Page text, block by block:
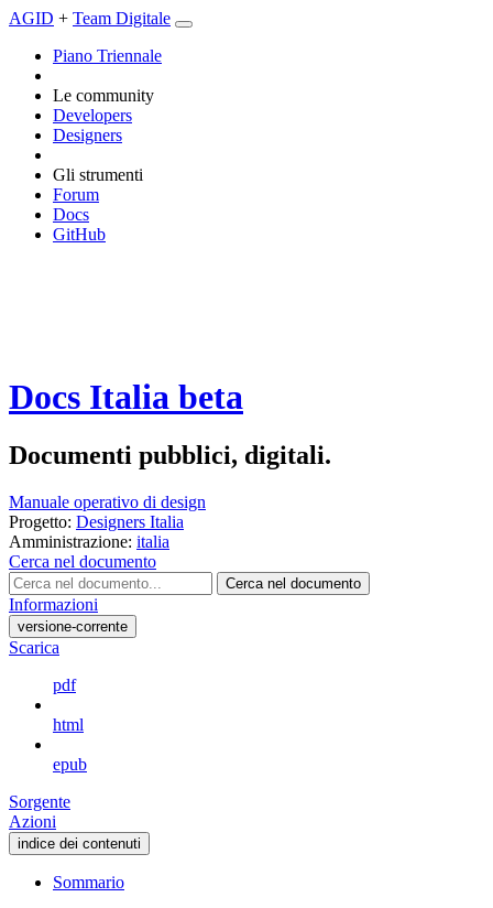
AGID + Team Digitale
Piano Triennale
Le community
Developers
Designers
Gli strumenti
Forum
Docs
GitHub
Docs Italia beta
Documenti pubblici, digitali.
Manuale operativo di design
Progetto: Designers Italia
Amministrazione: italia
Cerca nel documento
Cerca nel documento
Informazioni
versione-corrente
Scarica
pdf
html
epub
Sorgente
Azioni
indice dei contenuti
Sommario